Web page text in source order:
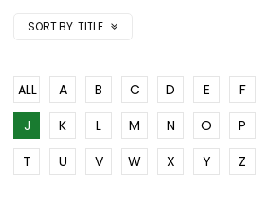
SORT BY: TITLE
ALL A B C D E F
J
K L M N O P
T
U V W X Y Z